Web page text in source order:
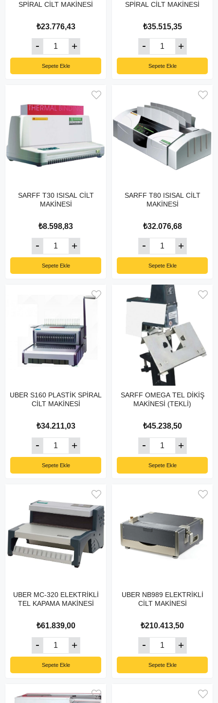
SPİRAL CİLT MAKİNESİ
₺23.776,43
Sepete Ekle
SPİRAL CİLT MAKİNESİ
₺35.515,35
Sepete Ekle
SARFF T30 ISISAL CİLT
MAKİNESİ
₺8.598,83
Sepete Ekle
SARFF T80 ISISAL CİLT
MAKİNESİ
₺32.076,68
Sepete Ekle
UBER S160 PLASTİK SPİRAL
CİLT MAKİNESİ
₺34.211,03
Sepete Ekle
SARFF OMEGA TEL DİKİŞ
MAKİNESİ (TEKLİ)
₺45.238,50
Sepete Ekle
UBER MC-320 ELEKTRİKLİ
TEL KAPAMA MAKİNESİ
₺61.839,00
Sepete Ekle
UBER NB989 ELEKTRİKLİ
CİLT MAKİNESİ
₺210.413,50
Sepete Ekle